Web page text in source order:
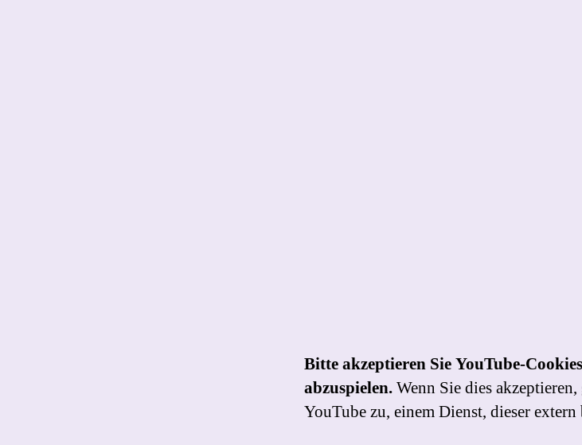
Bitte akzeptieren Sie YouTube-
abzuspielen.Wenn Sie dies
YouTube zu, einem Dienst, dieser